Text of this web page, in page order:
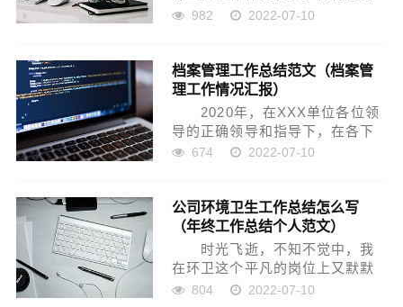
重要窗口，紧扣重点，创新思
步发展提供了强有力的舆论支持
和思想保证。 一、坚持...
982 2022-07-10
档案管理工作总结范文（档案管
理工作情况汇报）
2020年，在XXX单位各位领
导的正确领导和指导下，在各下
属单位和其他部室（科室）的大
手，充分发挥承上启下、联系左
右、协调各方的中心枢纽作用...
674 2022-07-10
公司环境卫生工作总结怎么写
（年终工作总结个人范文）
时光飞逝，不知不觉中，我
在环卫这个平凡的岗位上又默默
服务了一个春秋。一年来，我能
804 2022-07-10